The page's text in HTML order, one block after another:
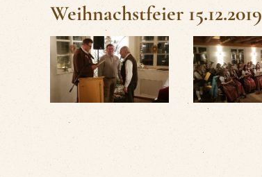
Weihnachstfeier 15.12.2019